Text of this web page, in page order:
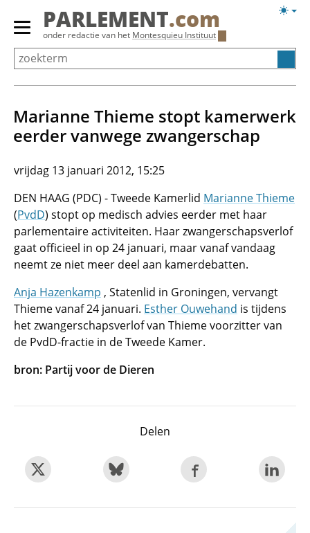
Overslaan
Primair
menu
tonen/verbergen
PARLEMENT.com
onder redactie van het Montesquieu Instituut
Marianne Thieme stopt kamerwerk
eerder vanwege zwangerschap
vrijdag 13 januari 2012, 15:25
DEN HAAG (PDC) - Tweede Kamerlid Marianne Thieme
(PvdD) stopt op medisch advies eerder met haar
parlementaire activiteiten. Haar zwangerschapsverlof
gaat officieel in op 24 januari, maar vanaf vandaag
neemt ze niet meer deel aan kamerdebatten.
Anja Hazenkamp , Statenlid in Groningen, vervangt
Thieme vanaf 24 januari. Esther Ouwehand is tijdens
het zwangerschapsverlof van Thieme voorzitter van
de PvdD-fractie in de Tweede Kamer.
bron: Partij voor de Dieren
Delen